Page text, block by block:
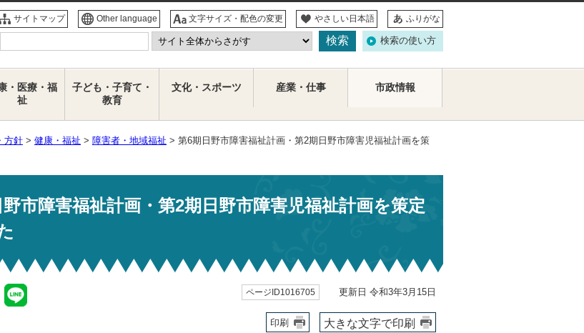
サイトマップ Other language 文字サイズ・配色の変更 やさしい日本語 ふりがな
検索の使い方
・医療・福
祉
子ども・子育て・
教育
文化・スポーツ 産業・仕事 市政情報
方針 > 健康・福祉 > 障害者・地域福祉 > 第6期日野市障害福祉計画・第2期日野市障害児福祉計画を策
市障害福祉計画・第2期日野市障害児福祉計画を策定
ページID1016705 更新日 令和3年3月15日
印刷 大きな文字で印刷